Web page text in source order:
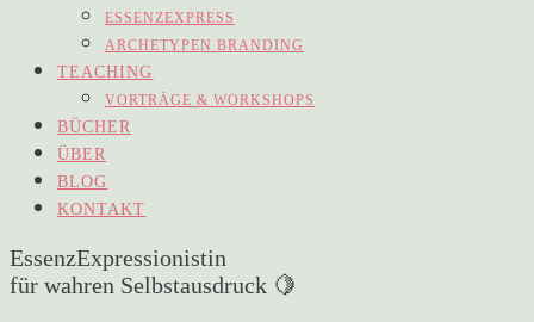
ESSENZEXPRESS
ARCHETYPEN BRANDING
TEACHING
VORTRÄGE & WORKSHOPS
BÜCHER
ÜBER
BLOG
KONTAKT
EssenzExpressionistin
für wahren Selbstausdruck 🍋